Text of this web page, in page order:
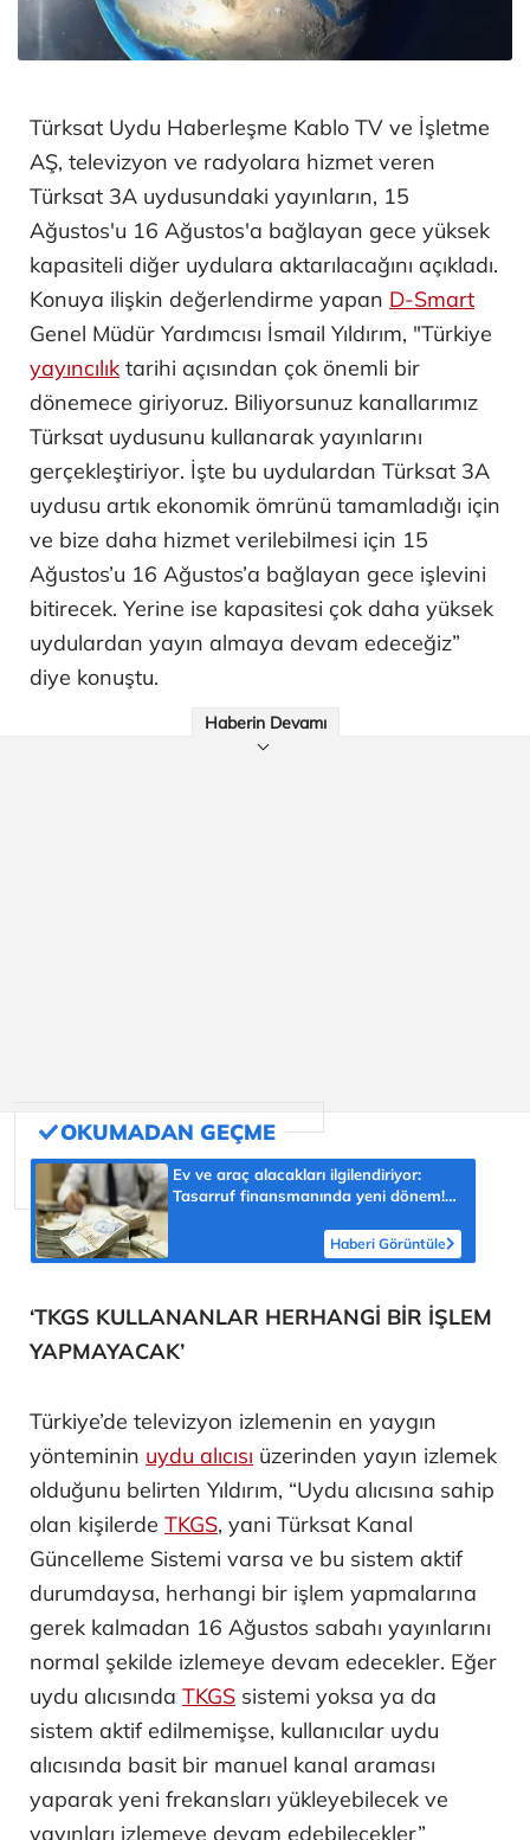
Türksat Uydu Haberleşme Kablo TV ve İşletme
AŞ, televizyon ve radyolara hizmet veren
Türksat 3A uydusundaki yayınların, 15
Ağustos'u 16 Ağustos'a bağlayan gece yüksek
kapasiteli diğer uydulara aktarılacağını açıkladı.
Konuya ilişkin değerlendirme yapan D-Smart
Genel Müdür Yardımcısı İsmail Yıldırım, "Türkiye
yayıncılık tarihi açısından çok önemli bir
dönemece giriyoruz. Biliyorsunuz kanallarımız
Türksat uydusunu kullanarak yayınlarını
gerçekleştiriyor. İşte bu uydulardan Türksat 3A
uydusu artık ekonomik ömrünü tamamladığı için
ve bize daha hizmet verilebilmesi için 15
Ağustos’u 16 Ağustos’a bağlayan gece işlevini
bitirecek. Yerine ise kapasitesi çok daha yüksek
uydulardan yayın almaya devam edeceğiz”
diye konuştu.
Haberin Devamı
Ev ve araç alacakları ilgilendiriyor:
Tasarruf finansmanında yeni dönem!
Haberi Görüntüle
‘TKGS KULLANANLAR HERHANGİ BİR İŞLEM
YAPMAYACAK’
Türkiye’de televizyon izlemenin en yaygın
yönteminin uydu alıcısı üzerinden yayın izlemek
olduğunu belirten Yıldırım, “Uydu alıcısına sahip
olan kişilerde TKGS, yani Türksat Kanal
Güncelleme Sistemi varsa ve bu sistem aktif
durumdaysa, herhangi bir işlem yapmalarına
gerek kalmadan 16 Ağustos sabahı yayınlarını
normal şekilde izlemeye devam edecekler. Eğer
uydu alıcısında TKGS sistemi yoksa ya da
sistem aktif edilmemişse, kullanıcılar uydu
alıcısında basit bir manuel kanal araması
yaparak yeni frekansları yükleyebilecek ve
yayınları izlemeye devam edebilecekler”